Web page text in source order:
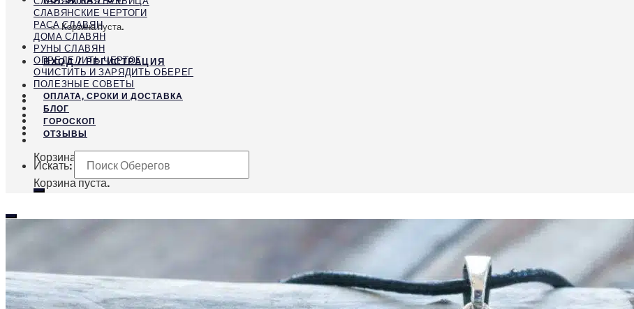
Корзина пуста.
ВХОД / РЕГИСТРАЦИЯ
Корзина
Корзина пуста.
СЛАВЯНСКИЕ ЧЕРТОГИ
РАСА СЛАВЯН
ДОМА СЛАВЯН
РУНЫ СЛАВЯН
ОПРЕДЕЛИТЬ ЧЕРТОГ
ОЧИСТИТЬ И ЗАРЯДИТЬ ОБЕРЕГ
ПОЛЕЗНЫЕ СОВЕТЫ
ОПЛАТА, СРОКИ И ДОСТАВКА
БЛОГ
ГОРОСКОП
ОТЗЫВЫ
Искать: